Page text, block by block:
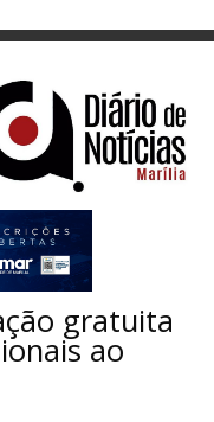
gratuita
ao